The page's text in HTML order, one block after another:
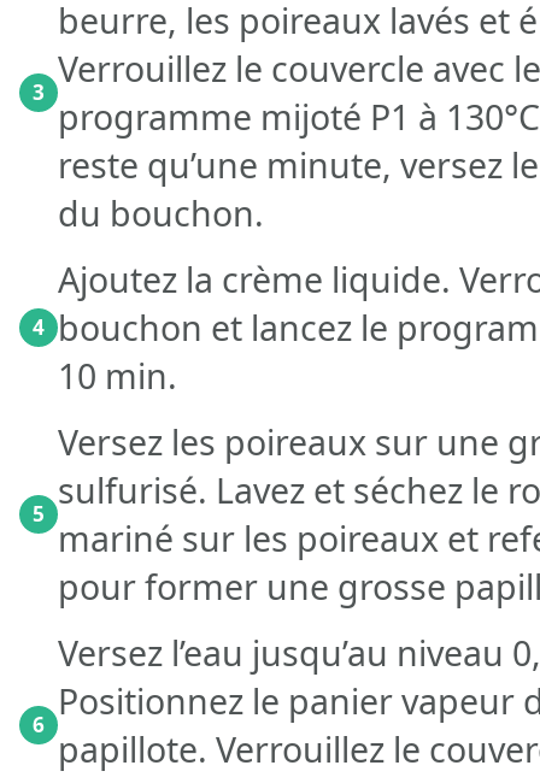
3
beurre, les poireaux lavés et
Verrouillez le couvercle avec
programme mijoté P1 à
reste qu’une minute, versez
du bouchon.
4
Ajoutez la crème liquide.
bouchon et lancez le
10 min.
5
Versez les poireaux sur une
sulfurisé. Lavez et séchez le
mariné sur les poireaux et
pour former une grosse
6
Versez l’eau jusqu’au niveau
Positionnez le panier vapeur
papillote. Verrouillez le